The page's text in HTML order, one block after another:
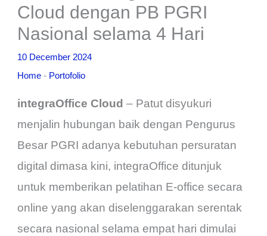
Cloud dengan PB PGRI
Nasional selama 4 Hari
10 December 2024
Home - Portofolio
integraOffice Cloud– Patut disyukuri
menjalin hubungan baik dengan Pengurus
Besar PGRI adanya kebutuhan persuratan
digital dimasa kini, integraOffice ditunjuk
untuk memberikan pelatihan E-office secara
online yang akan diselenggarakan serentak
secara nasional selama empat hari dimulai